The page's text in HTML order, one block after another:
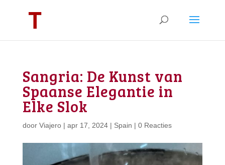
Sangria: De Kunst van
Spaanse Elegantie in
Elke Slok
door Viajero| apr 17, 2024| Spain | 0 Reacties